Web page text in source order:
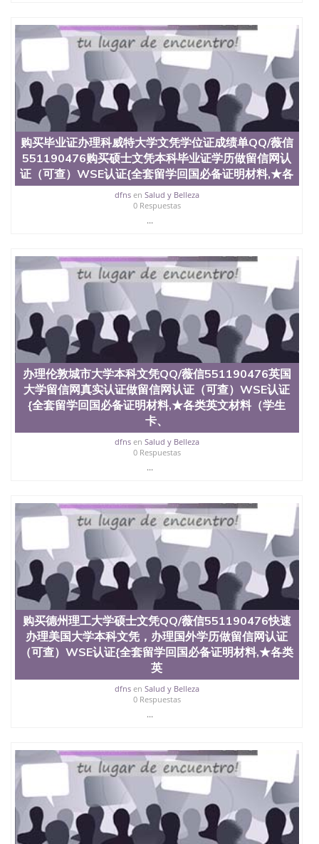
551190476国外大学文凭真制作QQ微信551190476办
国外文凭可找工作QQ微信551190476国外大学有毕业
证QQ微信551190476办理国外毕业证价格QQ微信
551190476国外编号查询QQ微信551190476办理国外
文凭要交定金吗QQ微信551190476办国外可查文凭
QQ微信551190476网上购买真文凭可信吗QQ微信
551190476学士学位证书查询机构QQ微信551190476
国外资格证书办理QQ微信551190476如何办理学历认
证QQ微信551190476海外文凭认证办理QQ微信
551190476 圣何塞州立大学（San Jose State
University, 又译为“圣荷西州立大学”）成立于1857
年，简称SJSU，是加州历史悠久的大学之一，也是美
西地区的公立大学之一。位于圣何塞市San Jose中
心，占地154公顷。它是一所位于加利福尼亚州的著
名综合性公立大学，它以极高的就业率，全美名列前
合性大学，每年有来自世界各地的成百上千的海外学
生前往求学。 至今，这是一所在世界上享有学术地
位、声誉、实习机会和影响力的高等教育机构，并获
誉为美国本科教育质量的核心代表。其计算机系与会
计系更是在当今美国大学教学排名中表现优异。其毕
业生大多可以在其所处地域的世界硅谷中心得到工作
机会。许多硅谷公司甚至在学生大三和大四的学期提
供许多相应科系的实习机会。无论是加州大学系统
(UC)，还是加州州立大学系统(CSU), 圣何塞州立大学
都占据着加州所有大学中的地理位置。 圣何塞州立大
学座落于硅谷(Silicon Valley), 于附近的旧金山-圣何塞
地区为全美的重要科技中心。约有学生三万人，超过
134种学士学科和65个硕士学科，并有来自世界60余
国的学生来此就读。其有名的科系如计算机科学，电
子工程学，工商管理学，艺术设计，和航空学等，深
受性肯定及好评；而各种大学部和研究所的商学课程
定金下单； 3、公司确认到账转制作点做电子图；
4、电子图做好发给客户确认； 5、电子图确认好转成
品部做成品； 6、成品做好拍照或者视频确认再付余
款； 7、快递给客户（国内顺丰，国外DHL）。 三、
真实网上可查的证明材料 1、教育部学历学位认证，
留服真实存档可查，存档。 2、留学回国人员证明
（使馆认证），使馆网站真实存档可查。 3、留信网
真实可查认证办理，存档可查，终身受用。 四、办理
流程农业科学院、艺术与建筑学院、商学院、交流学
院、地球及物质科学院、教育学院、工程学院、健康
与人类发展学院、信息工程与科学学院、人文学院、
护理学院、科学学院等。学校的教育学院排名在全美
前十名，工学院排名在前十五名，且继续攀升中。纽
约大学为学生们提供本科、硕士及博士学位。学校的
专业课程包括：会计学、MBA、财务、教育、建筑工
理、材料科学、机械工程、航天工程、土木工程、数
学、化学、英语、社会科学、心理学、戏剧、市场营
销、机械工程、计算机科学、物理学、人工智能、商
科、金融专业 1、客户提供相关材料，确定客户办理
信息，给出操作方案； 2、补充毕业证成绩单等相关
材料； 3、留服注册申请账号，付定金； 4、预约递
交时间，公司人员陪同客户本人一起去留服递交材
购买毕业证办理科威特大学文凭学位证成绩单QQ/薇信
551190476购买硕士文凭本科毕业证学历做留信网认
证（可查）WSE认证{全套留学回国必备证明材料,★各
dfnsen Salud y Belleza
0 Respuestas
...
办理伦敦城市大学本科文凭QQ/薇信551190476英国
大学留信网真实认证做留信网认证（可查）WSE认证
{全套留学回国必备证明材料,★各类英文材料（学生
卡、
dfnsen Salud y Belleza
0 Respuestas
...
购买德州理工大学硕士文凭QQ/薇信551190476快速
办理美国大学本科文凭，办理国外学历做留信网认证
（可查）WSE认证{全套留学回国必备证明材料,★各类
英
dfnsen Salud y Belleza
0 Respuestas
...